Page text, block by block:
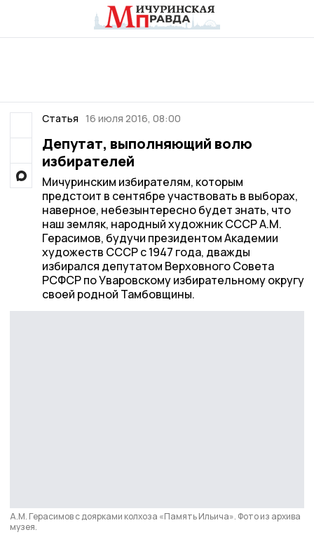
Статья 16 июля 2016, 08:00
Депутат, выполняющий волю
избирателей
Мичуринским избирателям, которым
предстоит в сентябре участвовать в выборах,
наверное, небезынтересно будет знать, что
наш земляк, народный художник СССР А.М.
Герасимов, будучи президентом Академии
художеств СССР с 1947 года, дважды
избирался депутатом Верховного Совета
РСФСР по Уваровскому избирательному округу
своей родной Тамбовщины.
А.М. Герасимов с доярками колхоза «Память Ильича». Фото из архива
музея.